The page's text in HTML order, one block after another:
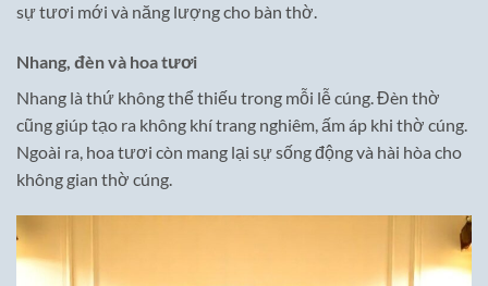
sự tươi mới và năng lượng cho bàn thờ.
Nhang, đèn và hoa tươi
Nhang là thứ không thể thiếu trong mỗi lễ cúng. Đèn thờ
cũng giúp tạo ra không khí trang nghiêm, ấm áp khi thờ cúng.
Ngoài ra, hoa tươi còn mang lại sự sống động và hài hòa cho
không gian thờ cúng.